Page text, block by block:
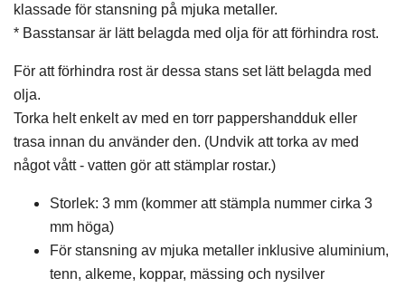
klassade för stansning på mjuka metaller.
* Basstansar är lätt belagda med olja för att förhindra rost.
För att förhindra rost är dessa stans set lätt belagda med
olja.
Torka helt enkelt av med en torr pappershandduk eller
trasa innan du använder den. (Undvik att torka av med
något vått - vatten gör att stämplar rostar.)
Storlek: 3 mm (kommer att stämpla nummer cirka 3
mm höga)
För stansning av mjuka metaller inklusive aluminium,
tenn, alkeme, koppar, mässing och nysilver